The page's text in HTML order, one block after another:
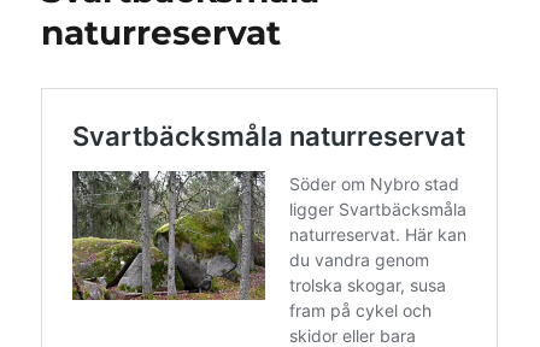
naturreservat